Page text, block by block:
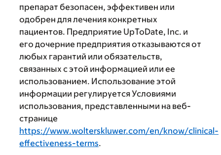
препарат безопасен, эффективен или
одобрен для лечения конкретных
пациентов. Предприятие UpToDate, Inc. и
его дочерние предприятия отказываются от
любых гарантий или обязательств,
связанных с этой информацией или ее
использованием. Использование этой
информации регулируется Условиями
использования, представленными на веб-
странице
https://www.wolterskluwer.com/en/know/clinical-
effectiveness-terms.